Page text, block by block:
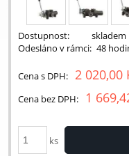
Dostupnost:
skladem
Odesláno v rámci: 48
Cena s DPH: 2 020,00
Cena bez DPH: 1
ks